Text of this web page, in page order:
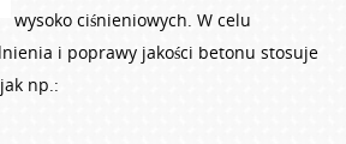
wysoko ciśnieniowych. W celu
i poprawy jakości betonu stosuje
np.: